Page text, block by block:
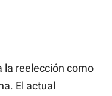
la reelección como
El actual